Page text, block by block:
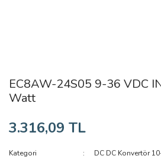
EC8AW-24S05 9-36 VDC
Watt
3.316,09 TL
Kategori DC DC Konvertör